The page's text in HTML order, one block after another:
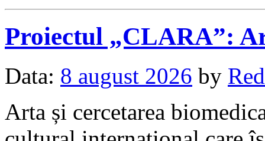
Proiectul „CLARA”:
Data: 8 august 2026 by
Arta și cercetarea